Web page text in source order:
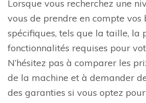
Lorsque vous recherchez une
vous de prendre en compte vos
spécifiques, tels que la taille, la
fonctionnalités requises pour
N’hésitez pas à comparer les
de la machine et à demander
des garanties si vous optez